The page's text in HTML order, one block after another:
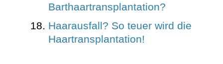
Barthaartransplantation?
Haarausfall? So teuer wird die
Haartransplantation!